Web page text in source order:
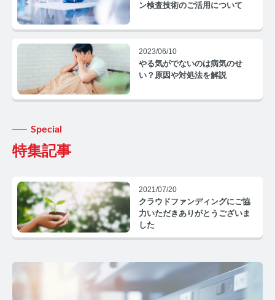
更年期
ネコの健康コラム TOP
毛髪・爪ホルモン量測定キットについて知りたい方
【薄毛リスクチェック】毛髪ホルモン量測定キットの
【男性力を可視化】毛髪ホルモン量測定キットのご紹
介
【ストレスを見える化】毛髪・爪ホルモン量検査キッ
トのご紹介
毛髪ホルモン量測定キット導入クリニックのインタビ
ン検査技術のご活用について
2023/06/10
やる気がでないのは病気のせ
い？原因や対処法を解説
特集記事
Special
2021/07/20
クラウドファンディングにご協
力いただきありがとうございま
した